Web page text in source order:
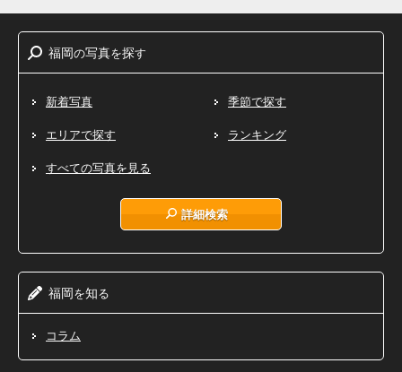
福岡の写真を探す
新着写真 季節で探す
エリアで探す ランキング
すべての写真を見る
詳細検索
福岡を知る
コラム